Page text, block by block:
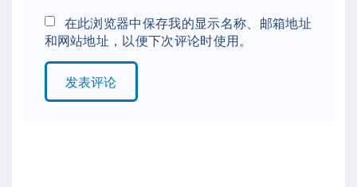
*
a
i
l
在此浏览器中保存我的显示名称、邮箱地址
和网站地址，以便下次评论时使用。